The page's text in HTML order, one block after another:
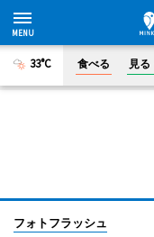
33°C 食べる 見る
フォトフラッシュ